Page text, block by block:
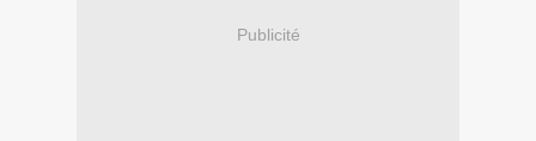
Publicité